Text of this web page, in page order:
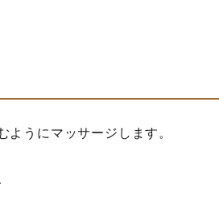
ようにマッサージします。